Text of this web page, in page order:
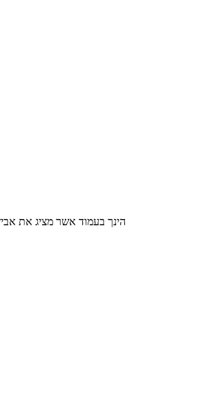
הינך בעמוד אשר מציג את